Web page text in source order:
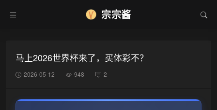
❆
宗宗酱
马上2026世界杯来了，买体彩不？
2026-05-12 948 2